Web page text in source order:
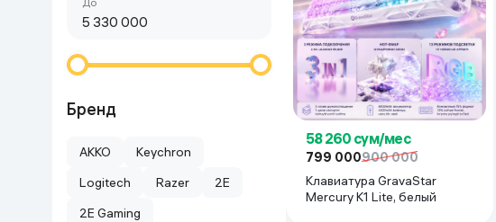
Спортивные товары
Очки виртуальной реальности
Умные очки
Бренд
AKKO
Keychron
Logitech
Razer
2E
2E Gaming
58 260 сум/мес
799 000900 000
Клавиатура GravaStar
Mercury K1 Lite, белый